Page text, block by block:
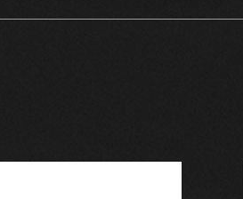
a cualquier parte, desde
manejar. La sierra pesa solo 6